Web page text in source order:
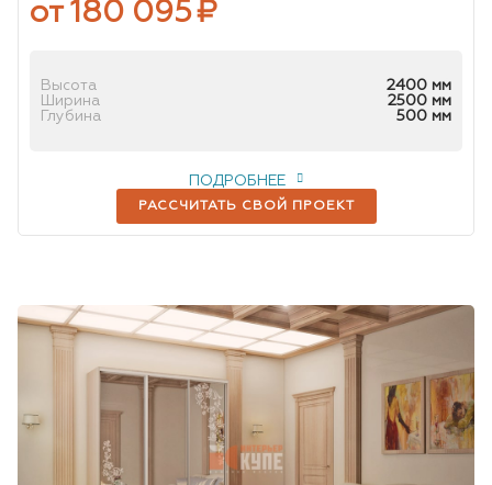
от 180 095₽
Высота
2400 мм
Ширина
2500 мм
Глубина
500 мм
РАССЧИТАТЬ СВОЙ ПРОЕКТ
ПОДРОБНЕЕ